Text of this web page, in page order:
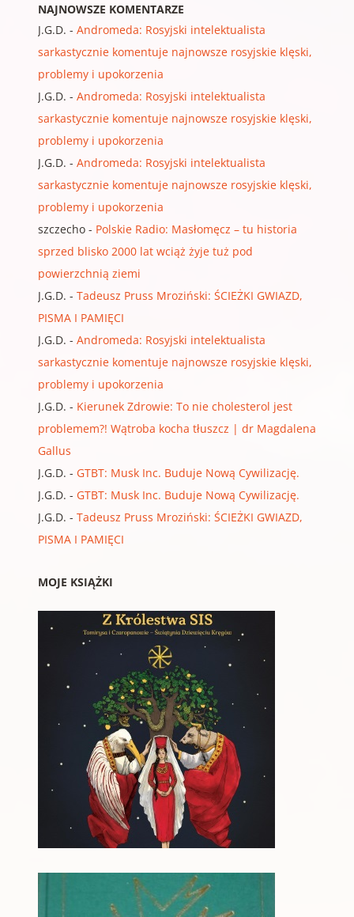
NAJNOWSZE KOMENTARZE
J.G.D. - Andromeda: Rosyjski intelektualista
sarkastycznie komentuje najnowsze rosyjskie klęski,
problemy i upokorzenia
J.G.D. - Andromeda: Rosyjski intelektualista
sarkastycznie komentuje najnowsze rosyjskie klęski,
problemy i upokorzenia
J.G.D. - Andromeda: Rosyjski intelektualista
sarkastycznie komentuje najnowsze rosyjskie klęski,
problemy i upokorzenia
szczecho- Polskie Radio: Masłomęcz – tu historia
sprzed blisko 2000 lat wciąż żyje tuż pod
powierzchnią ziemi
J.G.D. - Tadeusz Pruss Mroziński: ŚCIEŻKI GWIAZD,
PISMA I PAMIĘCI
J.G.D. - Andromeda: Rosyjski intelektualista
sarkastycznie komentuje najnowsze rosyjskie klęski,
problemy i upokorzenia
J.G.D. - Kierunek Zdrowie: To nie cholesterol jest
problemem?! Wątroba kocha tłuszcz | dr Magdalena
Gallus
J.G.D. - GTBT: Musk Inc. Buduje Nową Cywilizację.
J.G.D. - GTBT: Musk Inc. Buduje Nową Cywilizację.
J.G.D. - Tadeusz Pruss Mroziński: ŚCIEŻKI GWIAZD,
PISMA I PAMIĘCI
MOJE KSIĄŻKI